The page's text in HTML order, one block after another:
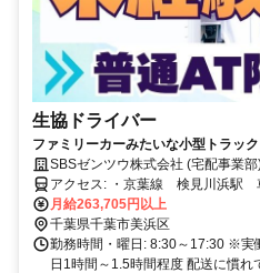
生協ドライバー
ファミリーカーみたいな小型トラッ
の先家族が増えても安心の大手企業
SBSゼンツウ株式会社 (宅配事業
アクセス: ・京葉線 検見川浜駅 車6分 ・京葉線 検見川浜駅 車8
分 ・京葉線 海浜幕張駅 車11分
月給263,705円以上
千葉県千葉市美浜区
勤務時間・曜日: 8:30～17:30 ※
日1時間～1.5時間程度 配送に慣